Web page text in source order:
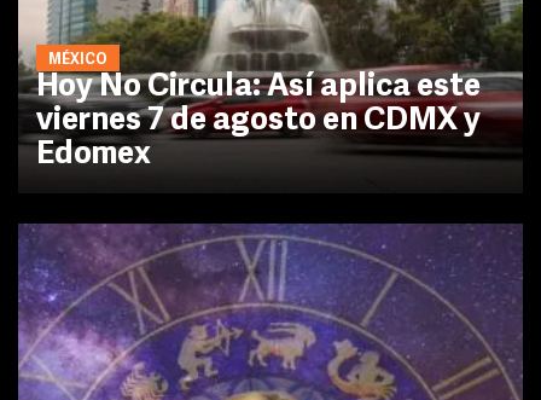
MÉXICO
Hoy No Circula: Así aplica este
viernes 7 de agosto en CDMX y
Edomex